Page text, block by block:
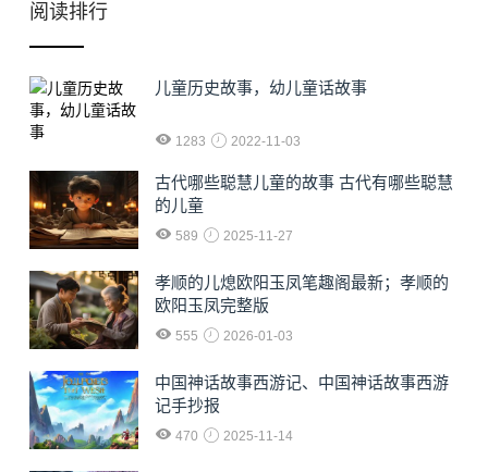
阅读排行
儿童历史故事，幼儿童话故事
1283 2022-11-03
古代哪些聪慧儿童的故事 古代有哪些聪慧
的儿童
589 2025-11-27
孝顺的儿熄欧阳玉凤笔趣阁最新；孝顺的
欧阳玉凤完整版
555 2026-01-03
中国神话故事西游记、中国神话故事西游
记手抄报
470 2025-11-14